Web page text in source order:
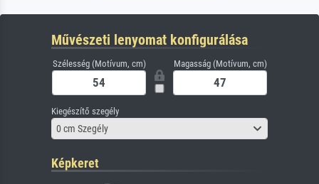
Művészeti lenyomat konfigurálása
Szélesség (Motívum, cm) Magasság (Motívum, cm)
Kiegészítő szegély
0 cm Szegély
Képkeret